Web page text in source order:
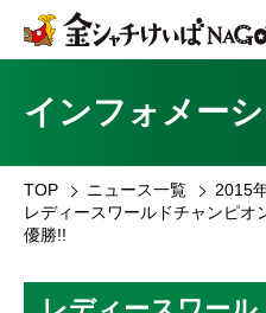
インフォメー
TOP ニュース一覧
2015
レディースワールドチャンピ
優勝!!